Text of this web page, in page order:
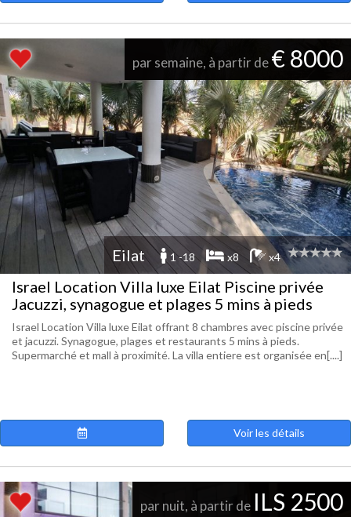
par semaine, à partir de€ 8000
Eilat 1 -18 x8 x4
Israel Location Villa luxe Eilat Piscine privée
Jacuzzi, synagogue et plages 5 mins à pieds
Israel Location Villa luxe Eilat offrant 8 chambres avec piscine privée
et jacuzzi. Synagogue, plages et restaurants 5 mins à pieds.
Supermarché et mall à proximité. La villa entiere est organisée en[....]
Voir les détails
par nuit, à partir de ILS 2500